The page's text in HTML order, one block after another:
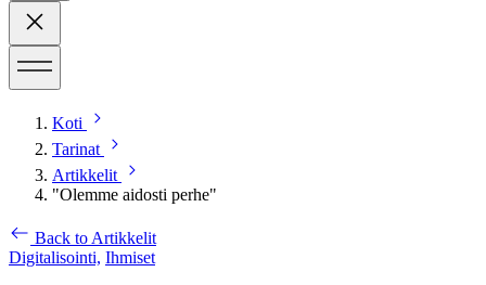
Koti
Tarinat
Artikkelit
"Olemme aidosti perhe"
Back to Artikkelit
Digitalisointi, Ihmiset